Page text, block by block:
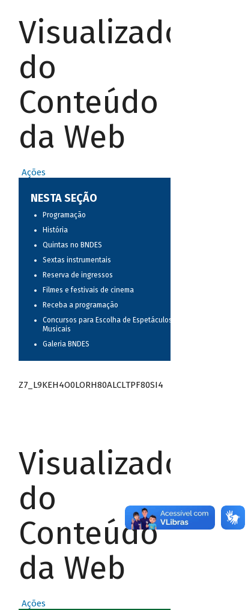
Visualizador
do
Conteúdo
da Web
Ações
NESTA SEÇÃO
Programação
História
Quintas no BNDES
Sextas instrumentais
Reserva de ingressos
Filmes e festivais de cinema
Receba a programação
Concursos para Escolha de Espetáculos
Musicais
Galeria BNDES
Z7_L9KEH4O0LORH80ALCLTPF80SI4
Visualizador
do
Conteúdo
da Web
Ações